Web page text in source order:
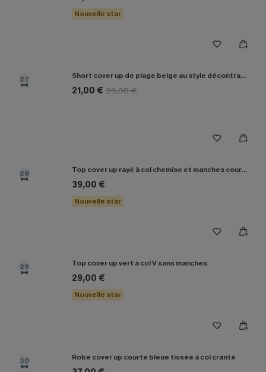
Nouvelle star
27 Short cover up de plage beige au style décontracté
21,00 € 26,00 €
28 Top cover up rayé à col chemise et manches courtes
39,00 €
Nouvelle star
29 Top cover up vert à col V sans manches
29,00 €
Nouvelle star
30 Robe cover up courte bleue tissée à col cranté